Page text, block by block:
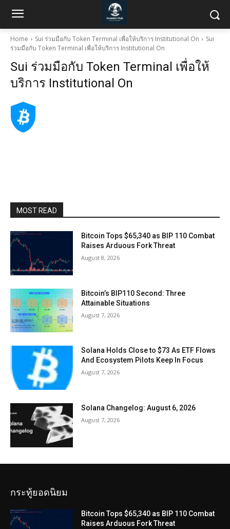
Home Sui ร่วมมือกับ Token Terminal เพื่อให้บริการ Institutional On
Sui
ร่วมมือกับ Token Terminal เพื่อให้บริการ Institutional On
Sui ร่วมมือกับ Token Terminal เพื่อให้
บริการ Institutional On
MOST READ
Bitcoin Tops $65,340 as BIP 110 Combat
Raises Arduous Fork Threat
August 8, 2026
Bitcoin’s BIP110 Second: Three
Attainable Situations
August 7, 2026
Solana Holds Close to $73 As ETF Flows
And Ecosystem Pilots Keep In Focus
August 7, 2026
Solana Changelog: August 6, 2026
August 7, 2026
กระทู้ยอดนิยม
Bitcoin Tops $65,340 as BIP 110 Combat
Raises Arduous Fork Threat